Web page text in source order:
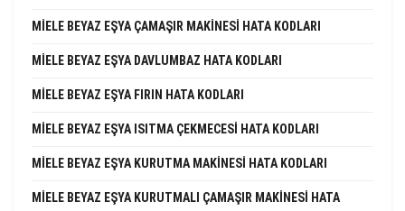
MIELE BEYAZ EŞYA ÇAMAŞIR MAKINESI HATA KODLARI
MIELE BEYAZ EŞYA DAVLUMBAZ HATA KODLARI
MIELE BEYAZ EŞYA FIRIN HATA KODLARI
MIELE BEYAZ EŞYA ISITMA ÇEKMECESI HATA KODLARI
MIELE BEYAZ EŞYA KURUTMA MAKINESI HATA KODLARI
MIELE BEYAZ EŞYA KURUTMALI ÇAMAŞIR MAKINESI HATA